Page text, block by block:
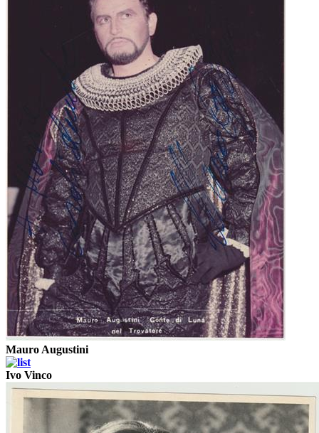
Mauro Augustini
Ivo Vinco